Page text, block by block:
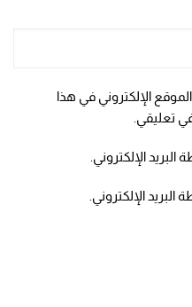
الإلكتروني في هذا
تعليقي.
الإلكتروني.
الإلكتروني.